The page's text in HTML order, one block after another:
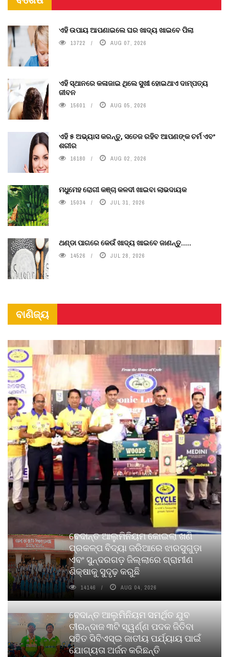
ଏହି ଉପାୟ ଆପଣାଇଲେ ଘର ଖାଦ୍ୟ ଖାଇବେ ପିଲା
13722 AUG 07, 2026
ଏହି ସ୍ଥାନରେ କଳାଜାଇ ଥିଲେ ସୁଖୀ ହୋଇଥାଏ ଦାମ୍ପତ୍ୟ
ଜୀବନ
15601 AUG 05, 2026
ଏହି ୫ ଅଭ୍ୟାସ କରନ୍ତୁ, ସତେଜ ରହିବ ଆପଣଙ୍କ ଚର୍ମ ଏବଂ
ଶରୀର
16180 AUG 02, 2026
ମଧୁମେହ ରୋଗୀ କଞ୍ଚା କଳଦୀ ଖାଇବା ଲାଭଦାୟକ
15034 JUL 31, 2026
ଥଣ୍ଡା ପାଗରେ କେଉଁ ଖାଦ୍ୟ ଖାଇବେ ଜାଣନ୍ତୁ.....
14526 JUL 28, 2026
ବାଣିଜ୍ୟ
ବେଦାନ୍ତ ଆଲୁମିନିୟମ କୋଇଲା ଖଣି
ପ୍ରକଳ୍ପ ବିଦ୍ୟା ଜରିଆରେ ଝାରସୁଗୁଡ଼ା
ଏବଂ ସୁନ୍ଦରଗଡ଼ ଜିଲ୍ଲାରେ ଗ୍ରାମୀଣ
ଶିକ୍ଷାକୁ ସୁଦୃଢ଼ କରୁଛି
14146 AUG 04, 2026
ବେଦାନ୍ତ ଆଲୁମିନିୟମ ସମର୍ଥିତ ଯୁବ
ତୀରନ୍ଦାଜ ୩ଟି ସ୍ୱର୍ଣ୍ଣ ପଦକ ଜିତିବା
ସହିତ ସିବିଏସ୍ଇ ଜାତୀୟ ପର୍ଯ୍ୟାୟ ପାଇଁ
ଯୋଗ୍ୟତା ଅର୍ଜନ କରିଛନ୍ତି